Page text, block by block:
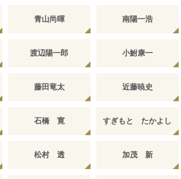
青山尚暉 南陽一浩
渡辺陽一郎 小鮒康一
藤田竜太 近藤暁史
石橋 寛 すぎもと たかよし
松村 透 加茂 新